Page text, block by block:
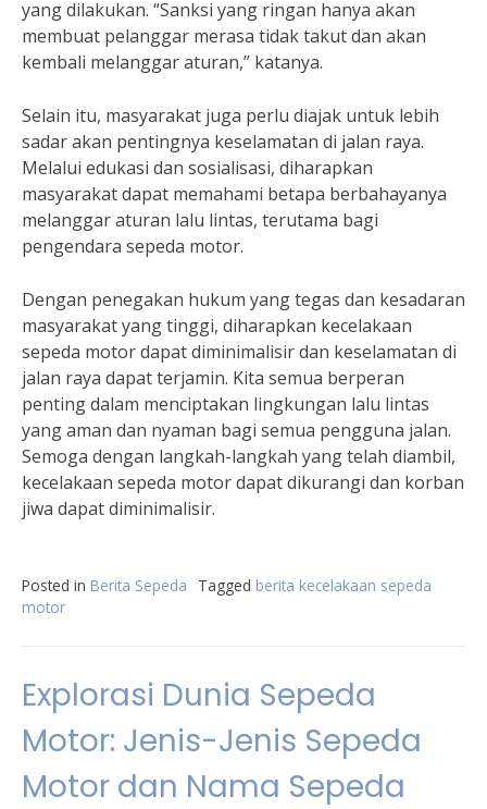
yang dilakukan. “Sanksi yang ringan hanya akan
membuat pelanggar merasa tidak takut dan akan
kembali melanggar aturan,” katanya.
Selain itu, masyarakat juga perlu diajak untuk lebih
sadar akan pentingnya keselamatan di jalan raya.
Melalui edukasi dan sosialisasi, diharapkan
masyarakat dapat memahami betapa berbahayanya
melanggar aturan lalu lintas, terutama bagi
pengendara sepeda motor.
Dengan penegakan hukum yang tegas dan kesadaran
masyarakat yang tinggi, diharapkan kecelakaan
sepeda motor dapat diminimalisir dan keselamatan di
jalan raya dapat terjamin. Kita semua berperan
penting dalam menciptakan lingkungan lalu lintas
yang aman dan nyaman bagi semua pengguna jalan.
Semoga dengan langkah-langkah yang telah diambil,
kecelakaan sepeda motor dapat dikurangi dan korban
jiwa dapat diminimalisir.
Posted in Berita Sepeda Tagged berita kecelakaan sepeda
motor
Explorasi Dunia Sepeda
Motor: Jenis-Jenis Sepeda
Motor dan Nama Sepeda